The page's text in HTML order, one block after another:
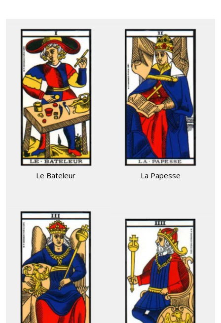
Le Bateleur La Papesse